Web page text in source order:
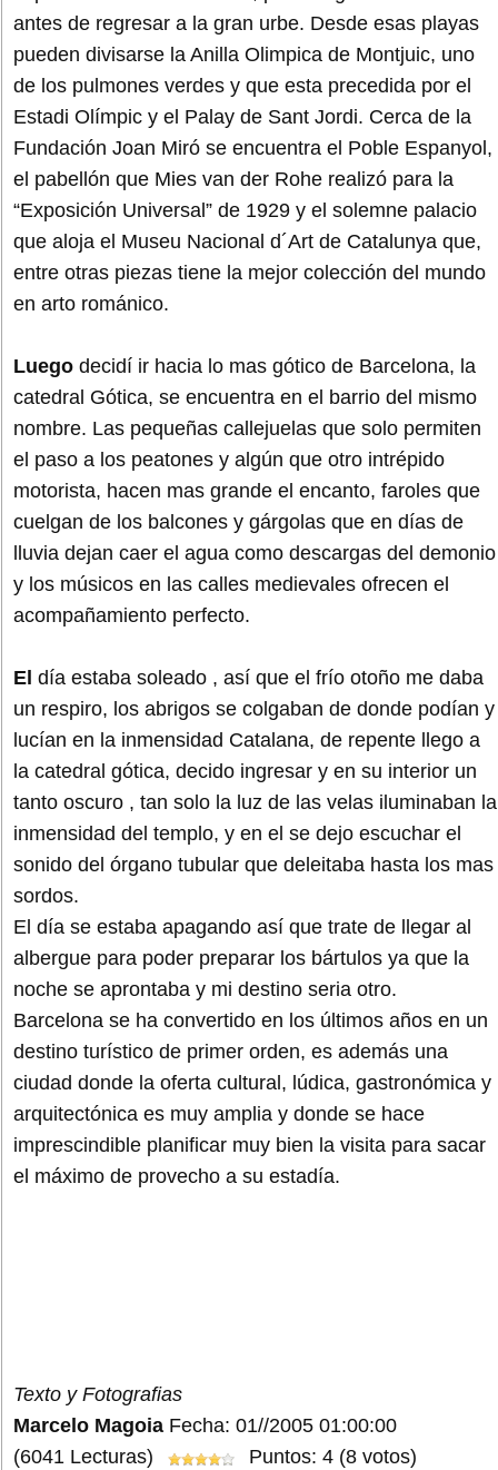
antes de regresar a la gran urbe. Desde esas playas
pueden divisarse la Anilla Olimpica de Montjuic, uno
de los pulmones verdes y que esta precedida por el
Estadi Olímpic y el Palay de Sant Jordi. Cerca de la
Fundación Joan Miró se encuentra el Poble Espanyol,
el pabellón que Mies van der Rohe realizó para la
“Exposición Universal” de 1929 y el solemne palacio
que aloja el Museu Nacional d´Art de Catalunya que,
entre otras piezas tiene la mejor colección del mundo
en arto románico.
Luego decidí ir hacia lo mas gótico de Barcelona, la
catedral Gótica, se encuentra en el barrio del mismo
nombre. Las pequeñas callejuelas que solo permiten
el paso a los peatones y algún que otro intrépido
motorista, hacen mas grande el encanto, faroles que
cuelgan de los balcones y gárgolas que en días de
lluvia dejan caer el agua como descargas del demonio
y los músicos en las calles medievales ofrecen el
acompañamiento perfecto.
El día estaba soleado , así que el frío otoño me daba
un respiro, los abrigos se colgaban de donde podían y
lucían en la inmensidad Catalana, de repente llego a
la catedral gótica, decido ingresar y en su interior un
tanto oscuro , tan solo la luz de las velas iluminaban la
inmensidad del templo, y en el se dejo escuchar el
sonido del órgano tubular que deleitaba hasta los mas
sordos.
El día se estaba apagando así que trate de llegar al
albergue para poder preparar los bártulos ya que la
noche se aprontaba y mi destino seria otro.
Barcelona se ha convertido en los últimos años en un
destino turístico de primer orden, es además una
ciudad donde la oferta cultural, lúdica, gastronómica y
arquitectónica es muy amplia y donde se hace
imprescindible planificar muy bien la visita para sacar
el máximo de provecho a su estadía.
Texto y Fotografias
Marcelo Magoia Fecha: 01//2005 01:00:00
(6041 Lecturas)
Puntos: 4 (8 votos)